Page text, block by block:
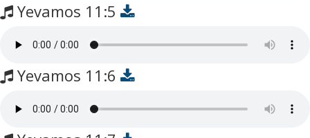
Yevamos 11:5
Yevamos 11:6